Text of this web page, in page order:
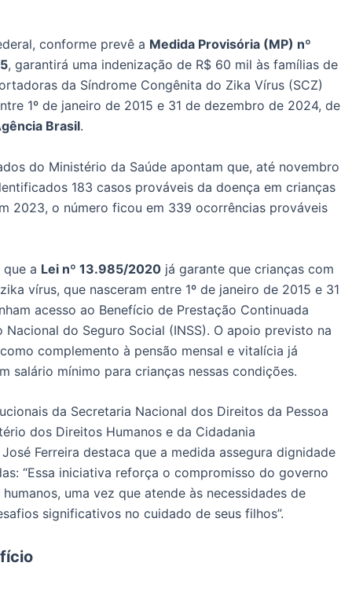
conforme prevê a Medida Provisória (MP) nº
, garantirá uma indenização de R$ 60 mil às famílias de
da Síndrome Congênita do Zika Vírus (SCZ)
1º de janeiro de 2015 e 31 de dezembro de 2024, de
Brasil.
do Ministério da Saúde apontam que, até novembro
183 casos prováveis da doença em crianças
2023, o número ficou em 339 ocorrências prováveis
a Lei nº 13.985/2020 já garante que crianças com
vírus, que nasceram entre 1º de janeiro de 2015 e 31
acesso ao Benefício de Prestação Continuada
do Seguro Social (INSS). O apoio previsto na
complemento à pensão mensal e vitalícia já
salário mínimo para crianças nessas condições.
da Secretaria Nacional dos Direitos da Pessoa
dos Direitos Humanos e da Cidadania
Ferreira destaca que a medida assegura dignidade
“Essa iniciativa reforça o compromisso do governo
uma vez que atende às necessidades de
significativos no cuidado de seus filhos”.